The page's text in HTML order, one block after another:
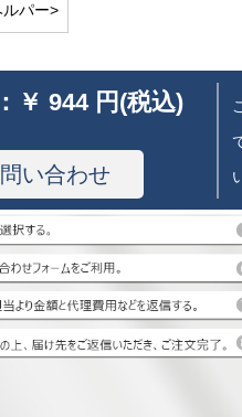
パー>
￥ 944 円(税込)
い合わせ